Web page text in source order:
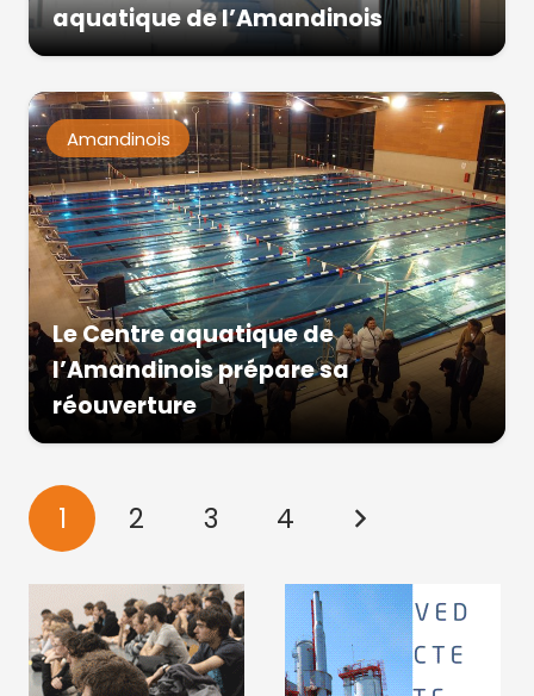
aquatique de l’Amandinois
Amandinois
Le Centre aquatique de
l’Amandinois prépare sa
réouverture
1 2 3 4